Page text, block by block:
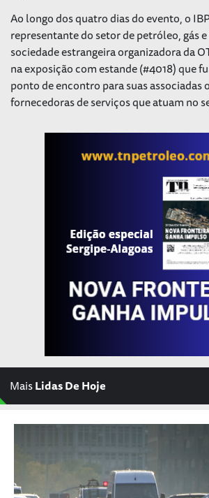
Ao longo dos quatro dias do evento, o
representante do setor de petróleo, gás
sociedade estrangeira organizadora da
na exposição com estande (#4018) que
ponto de encontro para suas associadas
fornecedoras de serviços que atuam no
MaisLidas De Hoje